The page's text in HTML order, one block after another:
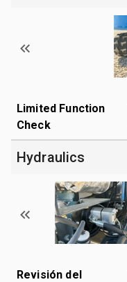
Limited Function
Check
Hydraulics
Revisión del